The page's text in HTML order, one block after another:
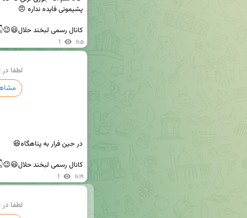
کانال رسمی لبخند
1 ۱۱:۵
لطفا در
کانال رسمی لبخند
1 ۱۱:۱۹
لطفا در